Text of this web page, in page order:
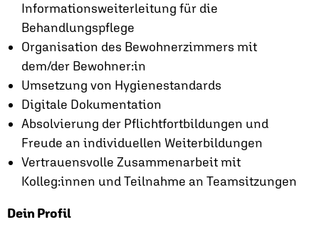
Informationsweiterleitung für die
Behandlungspflege
Organisation des Bewohnerzimmers mit
dem/der Bewohner:in
Umsetzung von Hygienestandards
Digitale Dokumentation
Absolvierung der Pflichtfortbildungen und
Freude an individuellen Weiterbildungen
Vertrauensvolle Zusammenarbeit mit
Kolleg:innen und Teilnahme an Teamsitzungen
Dein Profil